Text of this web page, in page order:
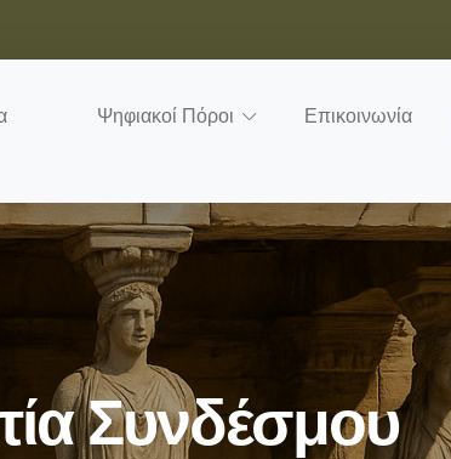
Ψηφιακοί Πόροι Επικοινωνία
Συνδέσμου